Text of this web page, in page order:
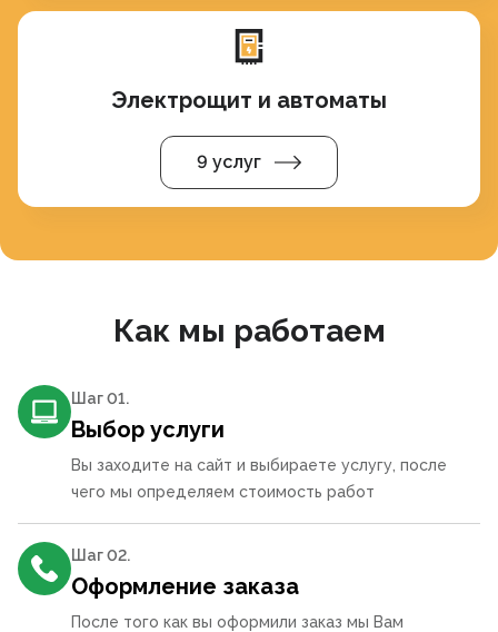
Электрощит и автоматы
9 услуг
Как мы работаем
Шаг 01.
Выбор услуги
Вы заходите на сайт и выбираете услугу, после
чего мы определяем стоимость работ
Шаг 02.
Оформление заказа
После того как вы оформили заказ мы Вам